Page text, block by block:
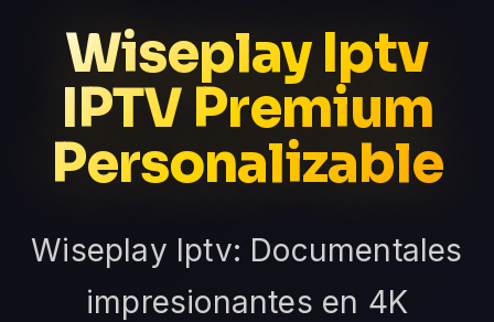
Wiseplay Iptv
IPTV Premium
Personalizable
Wiseplay Iptv: Documentales
impresionantes en 4K